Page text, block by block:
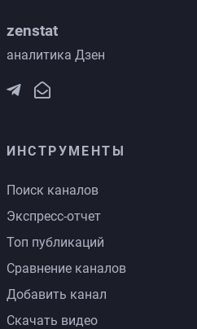
zenstat
аналитика Дзен
ИНСТРУМЕНТЫ
Поиск каналов
Экспресс-отчет
Топ публикаций
Сравнение каналов
Добавить канал
Скачать видео